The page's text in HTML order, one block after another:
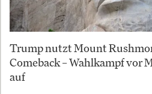
Trump nutzt Mount
Comeback – Wahlkampf vor
auf